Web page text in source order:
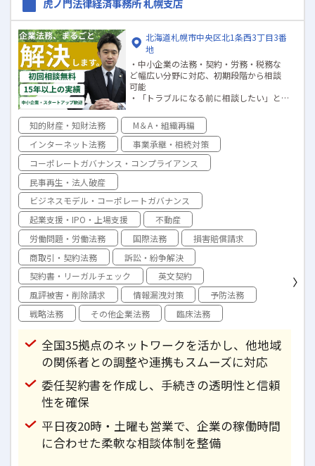
虎ノ門法律経済事務所 札幌支店
北海道札幌市中央区北1条西3丁目3番
地
・中小企業の法務・契約・労務・税務な
ど幅広い分野に対応、初期段階から相談
可能
・「トラブルになる前に相談したい」と
・初回相談は無料、2回目以降も明確な料
金体系で費用面も安心
・弁護士を中心に税理士・司法書士など
と連携し、ワンストップで専門的サポー
ト
・地下歩行空間9番出口から徒歩30秒の好
アクセスで通いやすい立地
知的財産・知財法務
M＆A・組織再編
インターネット法務
事業承継・相続対策
コーポレートガバナンス・コンプライアンス
民事再生・法人破産
ビジネスモデル・コーポレートガバナンス
起業支援・IPO・上場支援
不動産
労働問題・労働法務
国際法務
損害賠償請求
商取引・契約法務
訴訟・紛争解決
契約書・リーガルチェック
英文契約
風評被害・削除請求
情報漏洩対策
予防法務
戦略法務
その他企業法務 臨床法務
全国35拠点のネットワークを活かし、他地域
の関係者との調整や連携もスムーズに対応
委任契約書を作成し、手続きの透明性と信頼
性を確保
平日夜20時・土曜も営業で、企業の稼働時間
に合わせた柔軟な相談体制を整備